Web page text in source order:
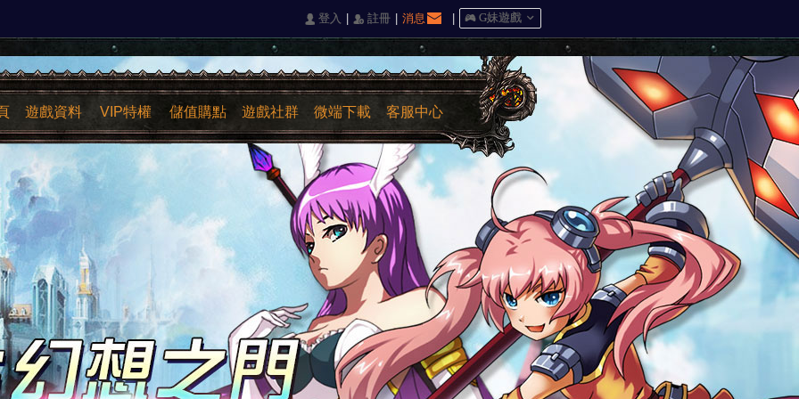
󰄭 登入 󰅍 註冊 消息 󰀷 G妹遊戲 
遊戲資料 VIP特權 儲值購點 遊戲社群 微端下載 客服中心